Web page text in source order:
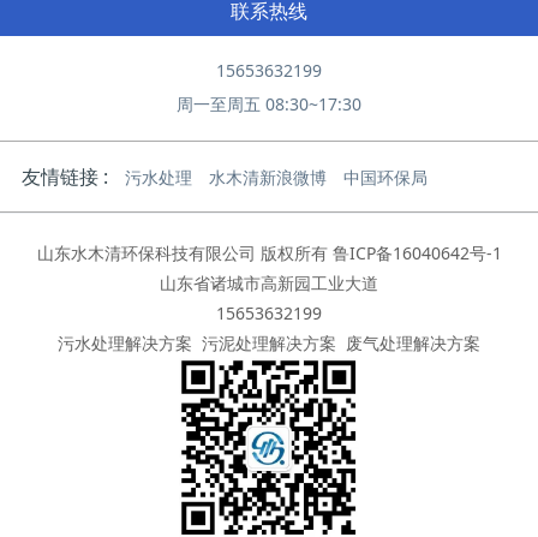
联系热线
15653632199
周一至周五 08:30~17:30
友情链接 : 污水处理 水木清新浪微博 中国环保局
山东水木清环保科技有限公司 版权所有 鲁ICP备16040642号-1
山东省诸城市高新园工业大道
15653632199
污水处理解决方案 污泥处理解决方案 废气处理解决方案